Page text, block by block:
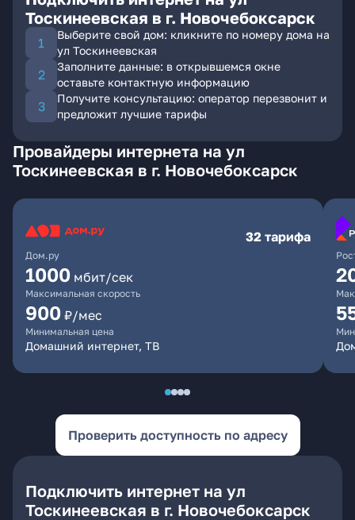
Тоскинеевская в г. Новочебоксарск
Выберите свой дом: кликните по номеру дома на
ул Тоскинеевская
Заполните данные: в открывшемся окне
оставьте контактную информацию
Получите консультацию: оператор перезвонит и
предложит лучшие тарифы
Провайдеры интернета на ул
Тоскинеевская в г. Новочебоксарск
Дом.ру
32 тарифа
1000 мбит/сек
Максимальная скорость
900 ₽/мес
Минимальная цена
Домашний интернет, ТВ
Проверить доступность по адресу
Подключить интернет на ул
Тоскинеевская в г. Новочебоксарск